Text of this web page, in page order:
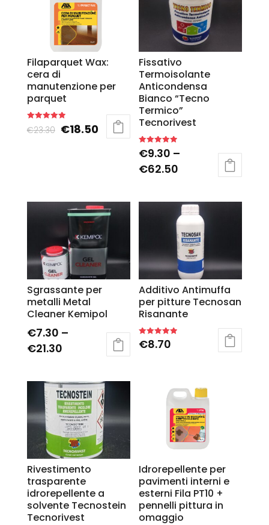
Filaparquet Wax:
cera di
manutenzione per
parquet
Rated
5.00
€23.30 €18.50
Fissativo
Termoisolante
Anticondensa
Bianco “Tecno
Termico”
Tecnorivest
Rated
5.00
out of 5
€9.30 –
€62.50
Sgrassante per
metalli Metal
Cleaner Kemipol
€7.30 –
€21.30
Additivo Antimuffa
per pitture Tecnosan
Risanante
Rated
5.00
€8.70
Rivestimento
trasparente
idrorepellente a
solvente Tecnostein
Tecnorivest
Idrorepellente per
pavimenti interni e
esterni Fila PT10 +
pennelli pittura in
omaggio